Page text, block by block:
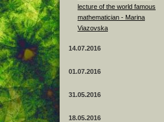
lecture of the world famous
mathematician - Marina
Viazovska
14.07.2016
01.07.2016
31.05.2016
18.05.2016